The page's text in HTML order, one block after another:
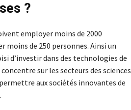
?
employer moins de 2000
moins de 250 personnes. Ainsi un
d’investir dans des technologies de
sur les secteurs des sciences
aux sociétés innovantes de